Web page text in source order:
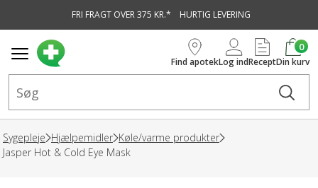
FRI FRAGT OVER 375 KR.* HURTIG LEVERING
Find apotekLog indRecept
0
Din kurv
Sygepleje Hjælpemidler Køle/varme produkter
Jasper Hot & Cold Eye Mask